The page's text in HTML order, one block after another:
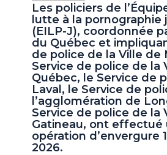
Les policiers de
lutte à la pornographie
(EILP-J), coordonnée
du Québec et
de police de la Ville de
Service de police de la
Québec, le Service de
Laval, le Service de
l’agglomération de
Service de police de la
Gatineau, ont effectué
opération d’envergure
2026.